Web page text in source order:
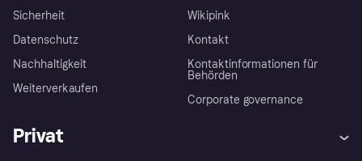
Sicherheit
Datenschutz
Nachhaltigkeit
Weiterverkaufen
Wikipink
Kontakt
Kontaktinformationen für
Behörden
Corporate governance
Privat